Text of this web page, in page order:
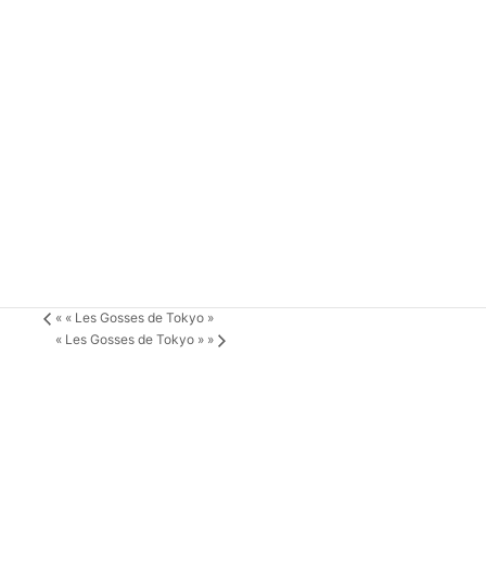
« « Les Gosses de Tokyo »
« Les Gosses de Tokyo » »